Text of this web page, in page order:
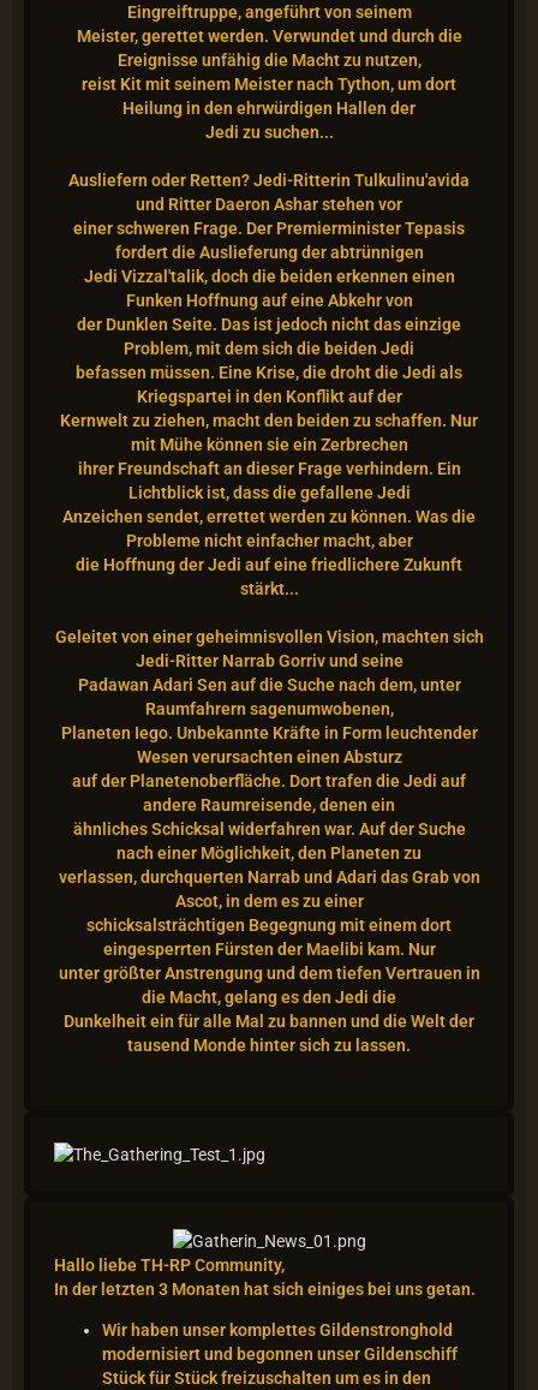
Eingreiftruppe, angeführt von seinem
Meister, gerettet werden. Verwundet und durch die
Ereignisse unfähig die Macht zu nutzen,
reist Kit mit seinem Meister nach Tython, um dort
Heilung in den ehrwürdigen Hallen der
Jedi zu suchen...
Ausliefern oder Retten? Jedi-Ritterin Tulkulinu'avida
und Ritter Daeron Ashar stehen vor
einer schweren Frage. Der Premierminister Tepasis
fordert die Auslieferung der abtrünnigen
Jedi Vizzal'talik, doch die beiden erkennen einen
Funken Hoffnung auf eine Abkehr von
der Dunklen Seite. Das ist jedoch nicht das einzige
Problem, mit dem sich die beiden Jedi
befassen müssen. Eine Krise, die droht die Jedi als
Kriegspartei in den Konflikt auf der
Kernwelt zu ziehen, macht den beiden zu schaffen. Nur
mit Mühe können sie ein Zerbrechen
ihrer Freundschaft an dieser Frage verhindern. Ein
Lichtblick ist, dass die gefallene Jedi
Anzeichen sendet, errettet werden zu können. Was die
Probleme nicht einfacher macht, aber
die Hoffnung der Jedi auf eine friedlichere Zukunft
stärkt...
Geleitet von einer geheimnisvollen Vision, machten sich
Jedi-Ritter Narrab Gorriv und seine
Padawan Adari Sen auf die Suche nach dem, unter
Raumfahrern sagenumwobenen,
Planeten Iego. Unbekannte Kräfte in Form leuchtender
Wesen verursachten einen Absturz
auf der Planetenoberfläche. Dort trafen die Jedi auf
andere Raumreisende, denen ein
ähnliches Schicksal widerfahren war. Auf der Suche
nach einer Möglichkeit, den Planeten zu
verlassen, durchquerten Narrab und Adari das Grab von
Ascot, in dem es zu einer
schicksalsträchtigen Begegnung mit einem dort
eingesperrten Fürsten der Maelibi kam. Nur
unter größter Anstrengung und dem tiefen Vertrauen in
die Macht, gelang es den Jedi die
Dunkelheit ein für alle Mal zu bannen und die Welt der
tausend Monde hinter sich zu lassen.
Hallo liebe TH-RP Community,
In der letzten 3 Monaten hat sich einiges bei uns getan.
Wir haben unser komplettes Gildenstronghold
modernisiert und begonnen unser Gildenschiff
Stück für Stück freizuschalten um es in den